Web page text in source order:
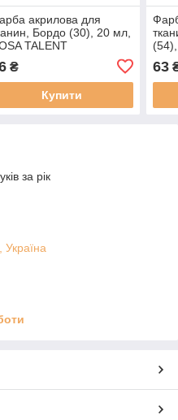
акрилова для
Бордо (30), 20 мл,
TALENT
₴
Купити
63
за рік
Україна